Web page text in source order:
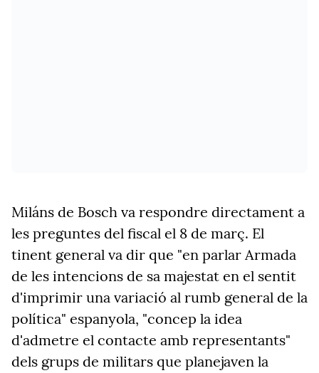
Miláns de Bosch va respondre directament a
les preguntes del fiscal el 8 de març. El
tinent general va dir que "en parlar Armada
de les intencions de sa majestat en el sentit
d'imprimir una variació al rumb general de la
política" espanyola, "concep la idea
d'admetre el contacte amb representants"
dels grups de militars que planejaven la